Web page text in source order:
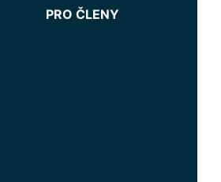
PRO ČLENY